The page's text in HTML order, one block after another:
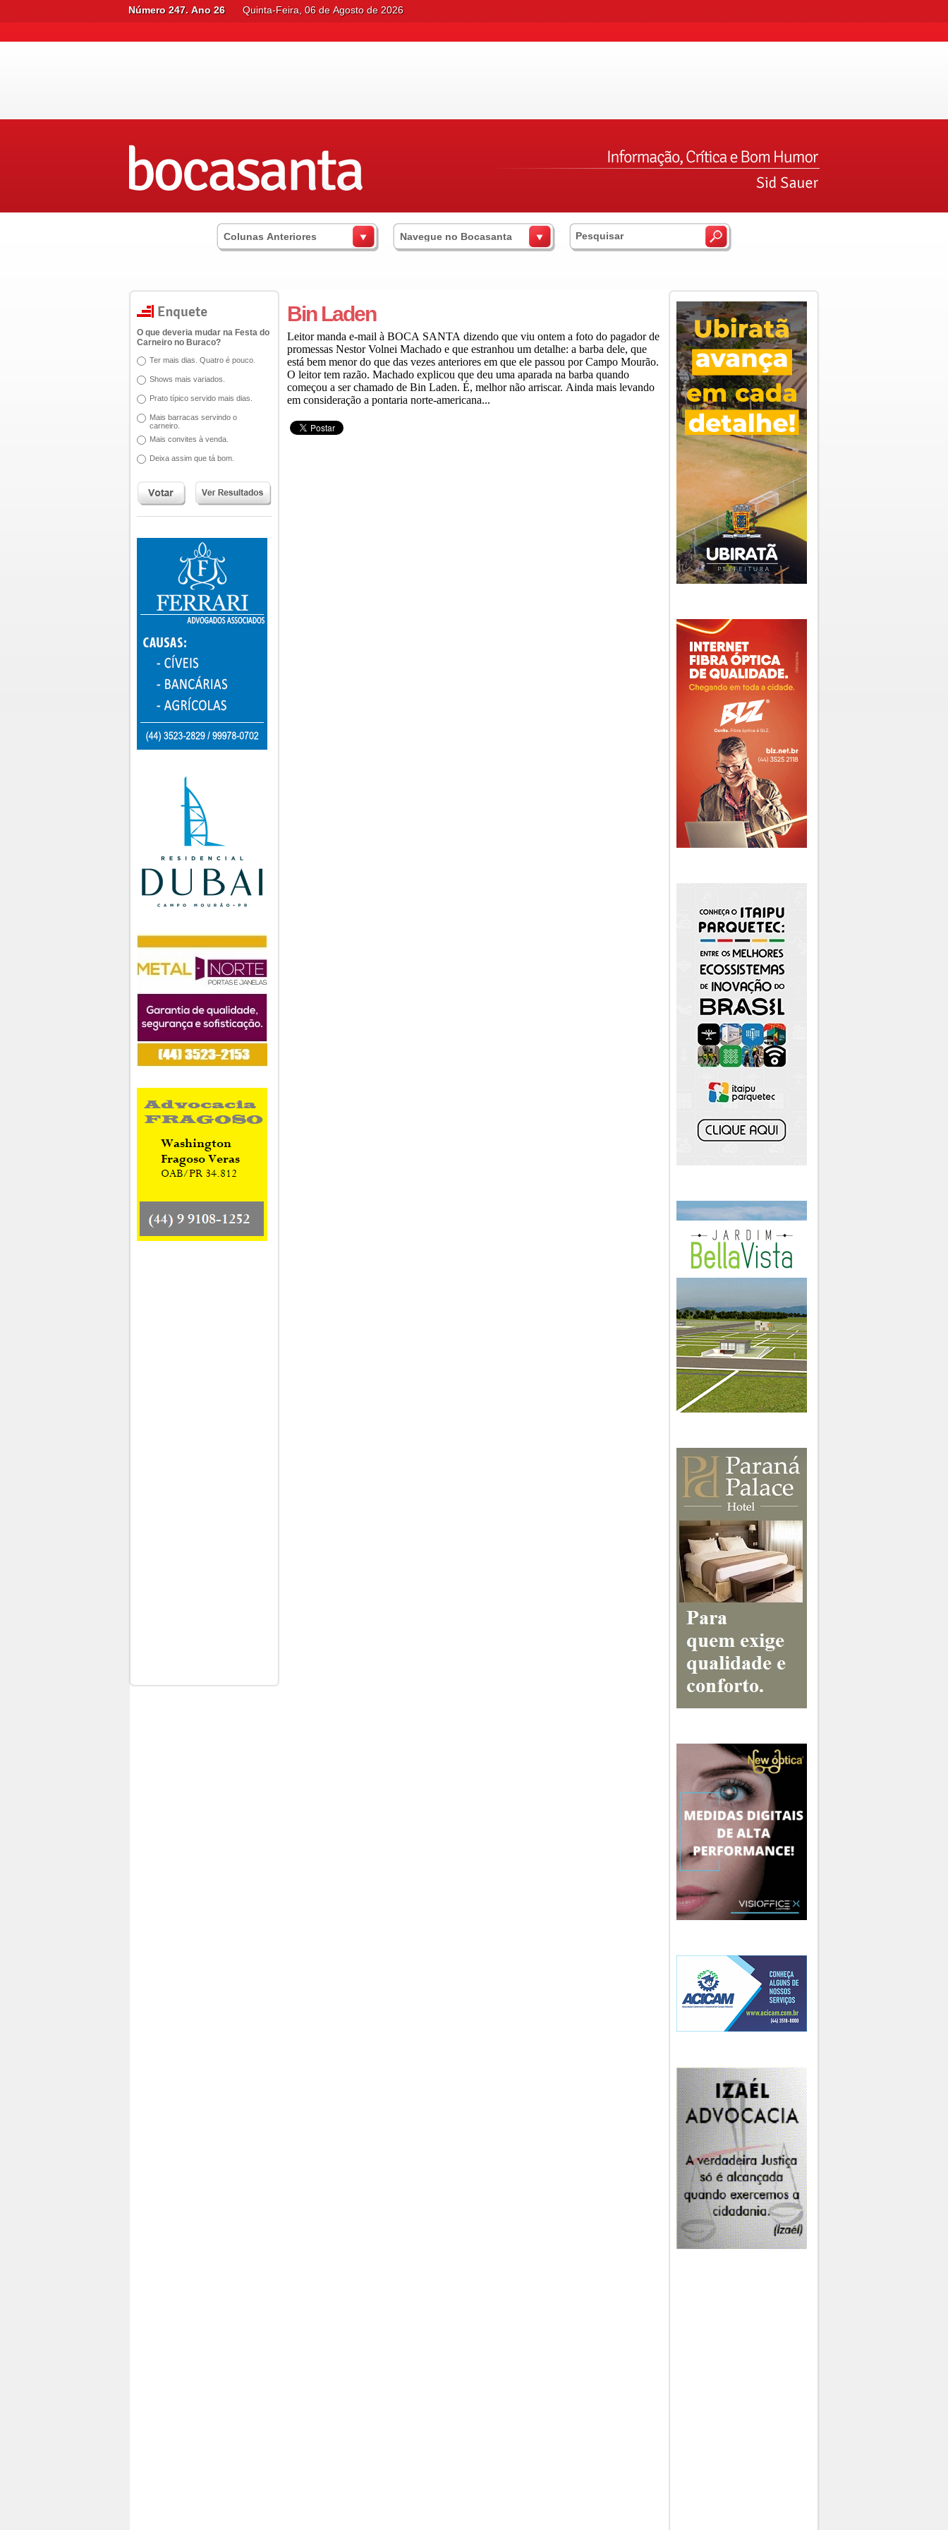
Número 247. Ano 26 Quinta-Feira, 06 de Agosto de 2026
Colunas Anteriores Navegue no Bocasanta
O que deveria mudar na Festa do
Carneiro no Buraco?
Ter mais dias. Quatro é pouco.
Shows mais variados.
Prato típico servido mais dias.
Mais barracas servindo o
carneiro.
Mais convites à venda.
Deixa assim que tá bom.
Bin Laden
Leitor manda e-mail à BOCA SANTA dizendo que viu ontem a foto do pagador de
promessas Nestor Volnei Machado e que estranhou um detalhe: a barba dele, que
está bem menor do que das vezes anteriores em que ele passou por Campo Mourão.
O leitor tem razão. Machado explicou que deu uma aparada na barba quando
começou a ser chamado de Bin Laden. É, melhor não arriscar. Ainda mais levando
em consideração a pontaria norte-americana...